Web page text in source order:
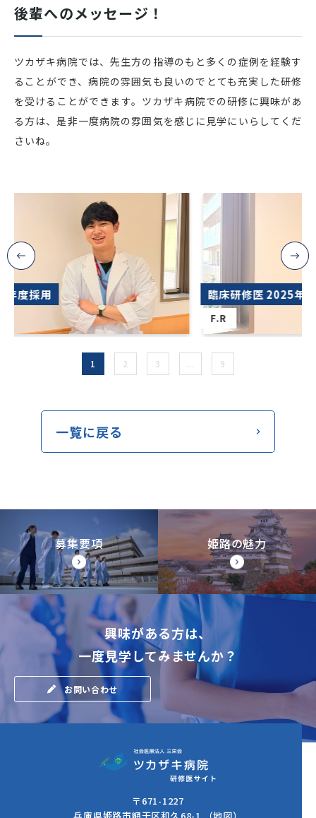
後輩へのメッセージ！
ツカザキ病院では、先生方の指導のもと多くの症例を経験す
ることができ、病院の雰囲気も良いのでとても充実した研修
を受けることができます。ツカザキ病院での研修に興味があ
る方は、是非一度病院の雰囲気を感じに見学にいらしてくだ
さいね。
臨床研修医 2025年度採用
F.R
1 2 3 ... 9
一覧に戻る
募集要項 姫路の魅力
興味がある方は、
一度見学してみませんか？
お問い合わせ
〒671-1227